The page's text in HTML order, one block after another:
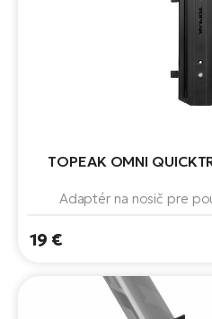
TOPEAK OMNI
Adaptér na nosič pre
19 €